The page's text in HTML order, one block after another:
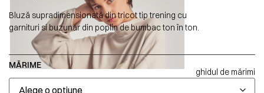
Bluză supradimensionată din tricot tip trening cu
garnituri si buzunar din poplin de bumbac ton în ton.
MĂRIME
ghidul de mărimi